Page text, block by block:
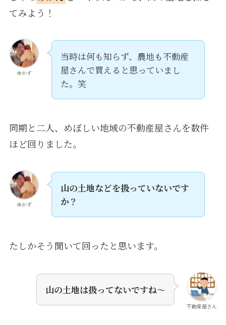
てみよう！
ゆかず
当時は何も知らず、農地も不動産
屋さんで買えると思っていまし
た。笑
同期と二人、めぼしい地域の不動産屋さんを数件
ほど回りました。
ゆかず
山の土地などを扱っていないです
か？
たしかそう聞いて回ったと思います。
不動産屋さん
山の土地は扱ってないですね～